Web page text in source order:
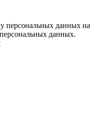
персональных данных на
персональных данных.